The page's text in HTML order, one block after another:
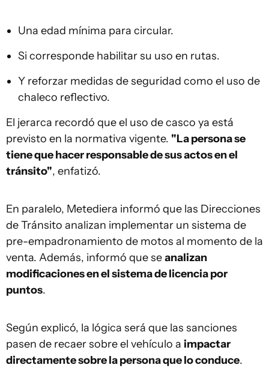
Una edad mínima para circular.
Si corresponde habilitar su uso en rutas.
Y reforzar medidas de seguridad como el uso de
chaleco reflectivo.
El jerarca recordó que el uso de casco ya está
previsto en la normativa vigente. "La persona se
tiene que hacer responsable de sus actos en el
tránsito", enfatizó.
En paralelo, Metediera informó que las Direcciones
de Tránsito analizan implementar un sistema de
pre-empadronamiento de motos al momento de la
venta. Además, informó que seanalizan
modificaciones en el sistema de licencia por
puntos.
Según explicó, la lógica será que las sanciones
pasen de recaer sobre el vehículo a impactar
directamente sobre la persona que lo conduce.